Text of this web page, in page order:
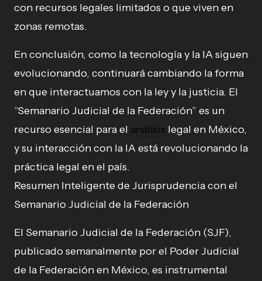
con recursos legales limitados o que viven en
zonas remotas.
En conclusión, como la tecnología y la IA siguen
evolucionando, continuará cambiando la forma
en que interactuamos con la ley y la justicia. El
“Semanario Judicial de la Federación” es un
recurso esencial para el análisis legal en México,
y su interacción con la IA está revolucionando la
práctica legal en el país.
Resumen Inteligente de Jurisprudencia con el
Semanario Judicial de la Federación
El Semanario Judicial de la Federación (SJF),
publicado semanalmente por el Poder Judicial
de la Federación en México, es instrumental